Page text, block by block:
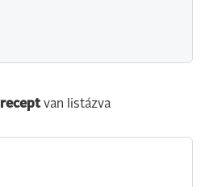
receptvan listázva